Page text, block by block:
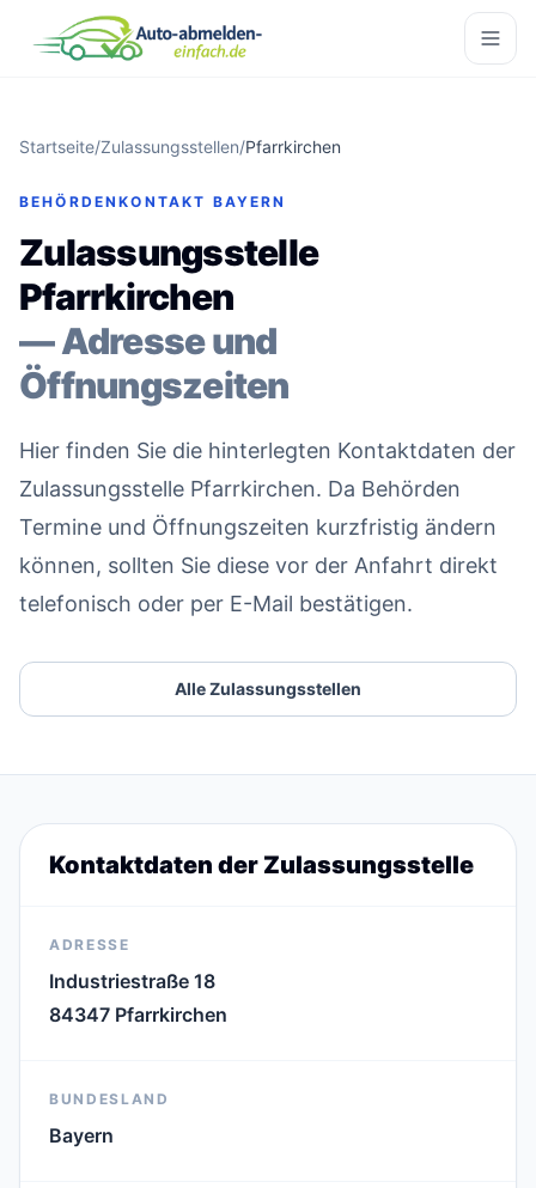
Startseite/Zulassungsstellen/Pfarrkirchen
BEHÖRDENKONTAKT BAYERN
Zulassungsstelle
Pfarrkirchen
— Adresse und
Öffnungszeiten
Hier finden Sie die hinterlegten Kontaktdaten der
Zulassungsstelle Pfarrkirchen. Da Behörden
Termine und Öffnungszeiten kurzfristig ändern
können, sollten Sie diese vor der Anfahrt direkt
telefonisch oder per E-Mail bestätigen.
Alle Zulassungsstellen
Kontaktdaten der Zulassungsstelle
ADRESSE
Industriestraße 18
84347 Pfarrkirchen
BUNDESLAND
Bayern